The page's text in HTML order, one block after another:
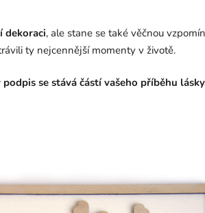
dekoraci, ale stane se také věčnou
ty nejcennější momenty v životě.
podpis se stává částí vašeho příběhu